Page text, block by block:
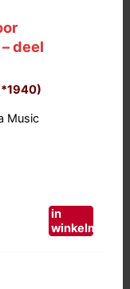
deel
Music
in
winkelmand